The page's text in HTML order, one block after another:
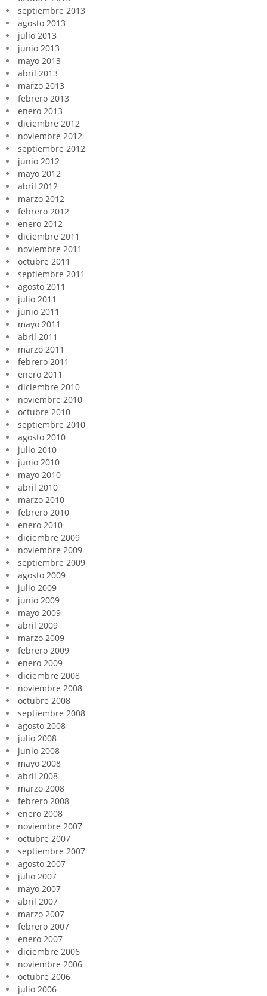
septiembre 2013
agosto 2013
julio 2013
junio 2013
mayo 2013
abril 2013
marzo 2013
febrero 2013
enero 2013
diciembre 2012
noviembre 2012
septiembre 2012
junio 2012
mayo 2012
abril 2012
marzo 2012
febrero 2012
enero 2012
diciembre 2011
noviembre 2011
octubre 2011
septiembre 2011
agosto 2011
julio 2011
junio 2011
mayo 2011
abril 2011
marzo 2011
febrero 2011
enero 2011
diciembre 2010
noviembre 2010
octubre 2010
septiembre 2010
agosto 2010
julio 2010
junio 2010
mayo 2010
abril 2010
marzo 2010
febrero 2010
enero 2010
diciembre 2009
noviembre 2009
septiembre 2009
agosto 2009
julio 2009
junio 2009
mayo 2009
abril 2009
marzo 2009
febrero 2009
enero 2009
diciembre 2008
noviembre 2008
octubre 2008
septiembre 2008
agosto 2008
julio 2008
junio 2008
mayo 2008
abril 2008
marzo 2008
febrero 2008
enero 2008
noviembre 2007
octubre 2007
septiembre 2007
agosto 2007
julio 2007
mayo 2007
abril 2007
marzo 2007
febrero 2007
enero 2007
diciembre 2006
noviembre 2006
octubre 2006
julio 2006